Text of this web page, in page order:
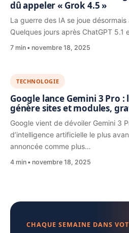
dû appeler « Grok 4.5 »
La guerre des IA se joue
Quelques jours après ChatGPT 5.1
7 min novembre 18, 2025
TECHNOLOGIE
Google lance Gemini 3 Pro :
génère sites et modules,
Google vient de dévoiler Gemini 3
d’intelligence artificielle le plus
annoncée comme plus…
4 min novembre 18, 2025
CHAQUE SEMAINE DANS